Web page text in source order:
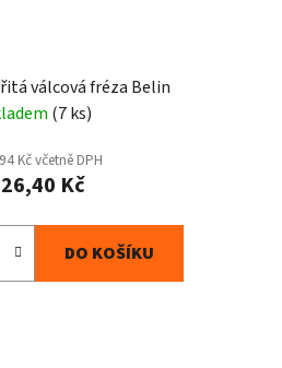
válcová fréza Belin
(7 ks)
Kč včetně DPH
Kč
DO KOŠÍKU